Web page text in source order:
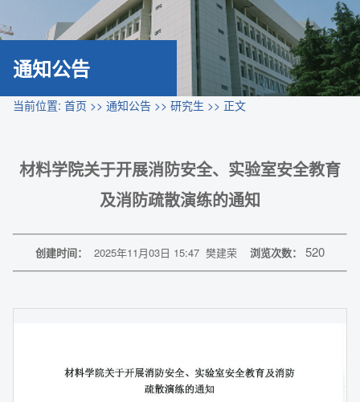
通知公告
当前位置: 首页 >> 通知公告 >> 研究生 >> 正文
材料学院关于开展消防安全、实验室安全教育
及消防疏散演练的通知
创建时间： 2025年11月03日 15:47 樊建荣 浏览次数： 520